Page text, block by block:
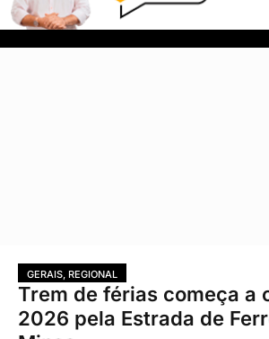
GERAIS, REGIONAL
Trem de férias começa a
2026 pela Estrada de